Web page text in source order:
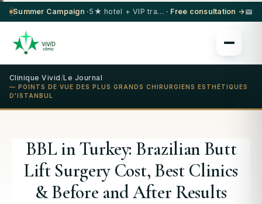
Summer Campaign · 5★ hotel + VIP transfer on select procedures · Free consultation →
Clinique Vivid/Le Journal
— POINTS DE VUE DES PLUS GRANDS CHIRURGIENS ESTHÉTIQUES
D'ISTANBUL
BBL in Turkey: Brazilian Butt
Lift Surgery Cost, Best Clinics
& Before and After Results